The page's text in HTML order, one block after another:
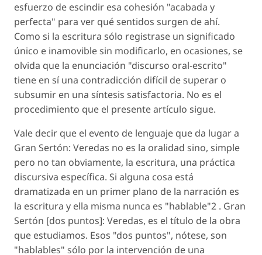
esfuerzo de escindir esa cohesión "acabada y
perfecta" para ver qué sentidos surgen de ahí.
Como si la escritura sólo registrase un significado
único e inamovible sin modificarlo, en ocasiones, se
olvida que la enunciación "discurso oral-escrito"
tiene en sí una contradicción difícil de superar o
subsumir en una síntesis satisfactoria. No es el
procedimiento que el presente artículo sigue.
Vale decir que el evento de lenguaje que da lugar a
Gran Sertón: Veredas no es la oralidad sino, simple
pero no tan obviamente, la escritura, una práctica
discursiva específica. Si alguna cosa está
dramatizada en un primer plano de la narración es
la escritura y ella misma nunca es "hablable"2 . Gran
Sertón [dos puntos]: Veredas, es el título de la obra
que estudiamos. Esos "dos puntos", nótese, son
"hablables" sólo por la intervención de una